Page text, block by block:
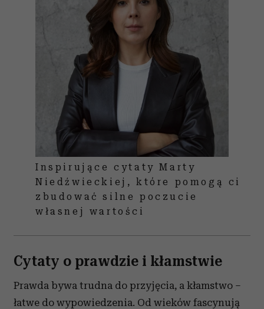
Inspirujące cytaty Marty
Niedźwieckiej, które pomogą ci
zbudować silne poczucie
własnej wartości
Cytaty o prawdzie i kłamstwie
Prawda bywa trudna do przyjęcia, a kłamstwo –
łatwe do wypowiedzenia. Od wieków fascynują